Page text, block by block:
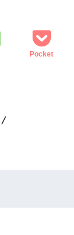
Pocket